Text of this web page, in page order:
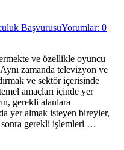
BaşvurusuYorumlar: 0
ve özellikle oyuncu
zamanda televizyon ve
ve sektör içerisinde
amaçları içinde yer
gerekli alanlara
yer almak isteyen bireyler,
gerekli işlemleri …